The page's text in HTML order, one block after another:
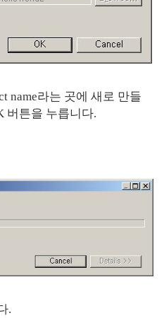
name라는 곳에 새로 만들
버튼을 누릅니다.
.